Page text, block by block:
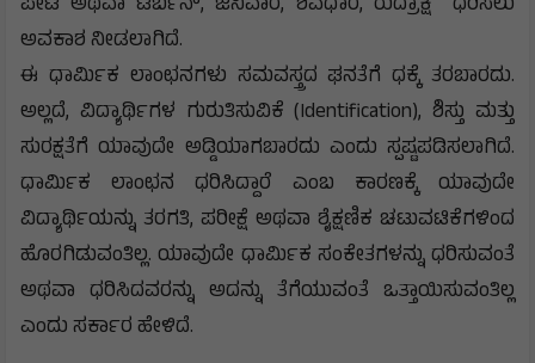
ಅವಕಾಶ ನೀಡಲಾಗಿದೆ.
ಈ ಧಾರ್ಮಿಕ ಲಾಂಛನಗಳು ಸಮವಸ್ತ್ರದ ಘನತೆಗೆ ಧಕ್ಕೆ ತರಬಾರದು.
ಅಲ್ಲದೆ, ವಿದ್ಯಾರ್ಥಿಗಳ ಗುರುತಿಸುವಿಕೆ (Identification), ಶಿಸ್ತು ಮತ್ತು
ಸುರಕ್ಷತೆಗೆ ಯಾವುದೇ ಅಡ್ಡಿಯಾಗಬಾರದು ಎಂದು ಸ್ಪಷ್ಟಪಡಿಸಲಾಗಿದೆ.
ಧಾರ್ಮಿಕ ಲಾಂಛನ ಧರಿಸಿದ್ದಾರೆ ಎಂಬ ಕಾರಣಕ್ಕೆ ಯಾವುದೇ
ವಿದ್ಯಾರ್ಥಿಯನ್ನು ತರಗತಿ, ಪರೀಕ್ಷೆ ಅಥವಾ ಶೈಕ್ಷಣಿಕ ಚಟುವಟಿಕೆಗಳಿಂದ
ಹೊರಗಿಡುವಂತಿಲ್ಲ. ಯಾವುದೇ ಧಾರ್ಮಿಕ ಸಂಕೇತಗಳನ್ನು ಧರಿಸುವಂತೆ
ಅಥವಾ ಧರಿಸಿದವರನ್ನು ಅದನ್ನು ತೆಗೆಯುವಂತೆ ಒತ್ತಾಯಿಸುವಂತಿಲ್ಲ
ಎಂದು ಸರ್ಕಾರ ಹೇಳಿದೆ.